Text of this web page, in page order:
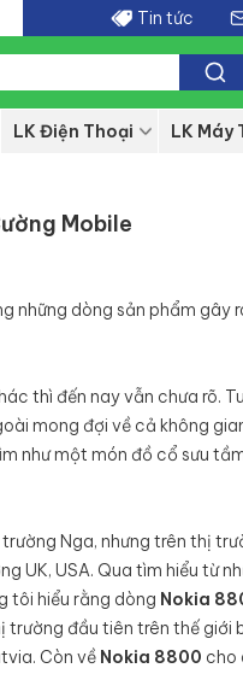
Tin tức
LK Điện Thoại LK Máy
Mobile
những dòng sản phẩm gây
thì đến nay vẫn chưa rõ.
mong đợi về cả không
như một món đồ cổ sưu
Nga, nhưng trên thị
UK, USA. Qua tìm hiểu từ
tôi hiểu rằng dòng Nokia
đầu tiên trên thế giới
Còn về Nokia 8800 cho